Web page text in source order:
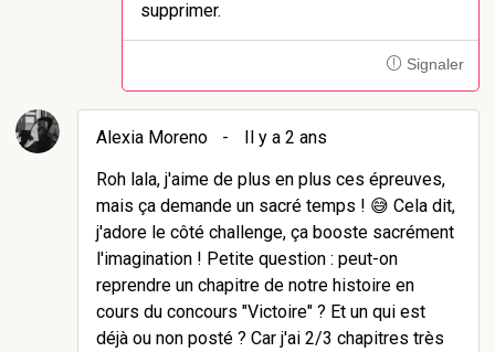
supprimer.
Signaler
Alexia Moreno -
Il y a 2 ans
Roh lala, j'aime de plus en plus ces épreuves,
mais ça demande un sacré temps ! 😅 Cela dit,
j'adore le côté challenge, ça booste sacrément
l'imagination ! Petite question : peut-on
reprendre un chapitre de notre histoire en
cours du concours "Victoire" ? Et un qui est
déjà ou non posté ? Car j'ai 2/3 chapitres très